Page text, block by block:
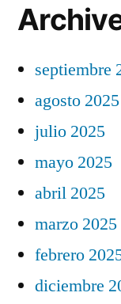
septiembre
agosto 2025
julio 2025
mayo 2025
abril 2025
marzo 2025
febrero
diciembre